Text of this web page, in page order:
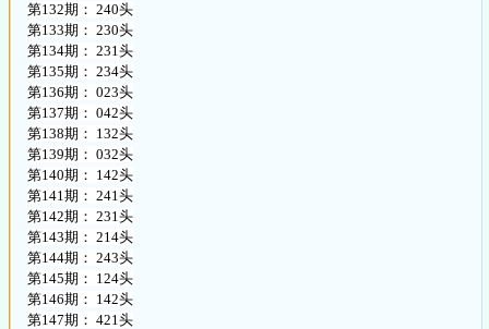
第132期： 240头
第133期： 230头
第134期： 231头
第135期： 234头
第136期： 023头
第137期： 042头
第138期： 132头
第139期： 032头
第140期： 142头
第141期： 241头
第142期： 231头
第143期： 214头
第144期： 243头
第145期： 124头
第146期： 142头
第147期： 421头